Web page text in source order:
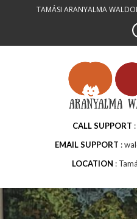
TAMÁSI ARANYALMA
CALL SUPPORT
EMAIL SUPPORT
LOCATION